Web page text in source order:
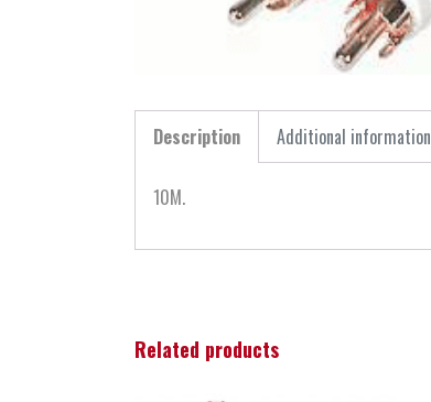
Description Additional information
10M.
Related products